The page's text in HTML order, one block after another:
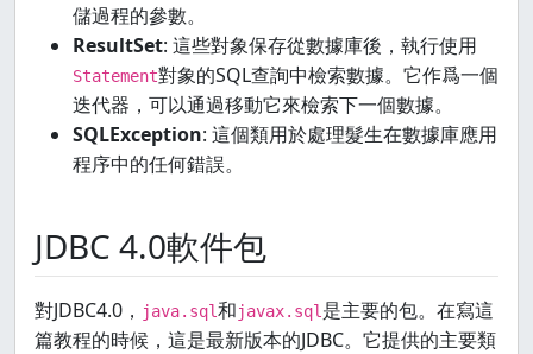
儲過程的參數。
ResultSet: 這些對象保存從數據庫後，執行使用
Statement對象的SQL查詢中檢索數據。它作爲一個
迭代器，可以通過移動它來檢索下一個數據。
SQLException: 這個類用於處理髮生在數據庫應用
程序中的任何錯誤。
JDBC 4.0軟件包
對JDBC4.0， java.sql和javax.sql 是主要的包。在寫這
篇教程的時候，這是最新版本的JDBC。它提供的主要類